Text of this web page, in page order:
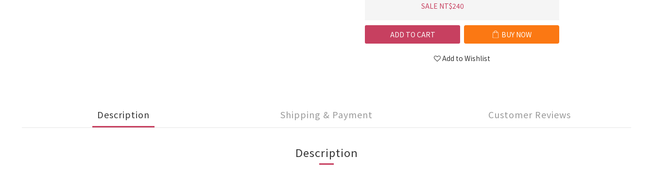
SALE NT$240
ADD TO CART BUY NOW
Add to Wishlist
Description Shipping & Payment Customer Reviews
Description